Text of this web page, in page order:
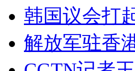
韩国议会打
解放军驻香